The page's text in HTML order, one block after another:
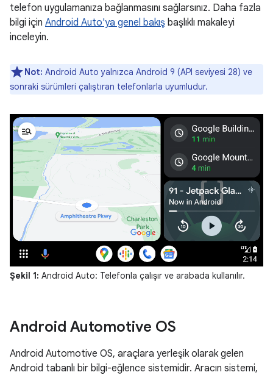
telefon uygulamanıza bağlanmasını sağlarsınız. Daha fazla
bilgi için Android Auto'ya genel bakış başlıklı makaleyi
inceleyin.
Not: Android Auto yalnızca Android 9 (API seviyesi 28) ve
sonraki sürümleri çalıştıran telefonlarla uyumludur.
Şekil 1: Android Auto: Telefonla çalışır ve arabada kullanılır.
Android Automotive OS
Android Automotive OS, araçlara yerleşik olarak gelen
Android tabanlı bir bilgi-eğlence sistemidir. Aracın sistemi,